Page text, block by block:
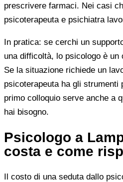
prescrivere farmaci. Nei casi
psicoterapeuta e psichiatra
In pratica: se cerchi un
una difficoltà, lo psicologo è un
Se la situazione richiede un
psicoterapeuta ha gli strumenti
primo colloquio serve anche a
hai bisogno.
Psicologo a
costa e come
Il costo di una seduta dallo